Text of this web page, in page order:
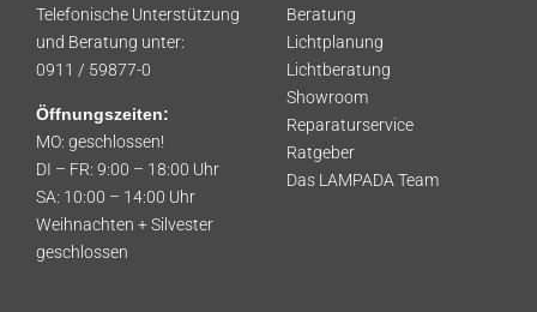
Telefonische Unterstützung
und Beratung unter:
0911 / 59877-0
Öffnungszeiten:
MO: geschlossen!
DI – FR: 9:00 – 18:00 Uhr
SA: 10:00 – 14:00 Uhr
Weihnachten + Silvester
geschlossen
Beratung
Lichtplanung
Lichtberatung
Showroom
Reparaturservice
Ratgeber
Das LAMPADA Team